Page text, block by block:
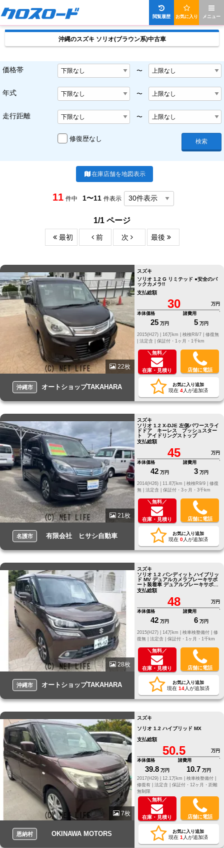
メニュー
お気に入り
閲覧履歴
沖縄のスズキ ソリオ(ブラウン系)中古車
価格帯 〜
年式 〜
走行距離 〜
修復歴なし 検索
在庫店舗を地図表示
11 件中 1〜11 件表示
1/1 ページ
最初 前 次 最後
22枚
沖縄市 オートショップTAKAHARA
スズキ
ソリオ 1.2 G リミテッド ●安全のバ
ックカメラ!!
支払総額
30
万円
本体価格
25 万円
諸費用
5 万円
修復無
法定含 | 保証付・1ヶ月・1千km
＼無料／
在庫・見積り 店舗に電話
お気に入り追加
現在 4人が追加済
21枚
名護市 有限会社 ヒサシ自動車
スズキ
ソリオ 1.2 X-DJE 左側パワースライ
ドドア キーレス プッシュスター
ト アイドリングストップ
支払総額
45
万円
本体価格
42 万円
諸費用
3 万円
修復
無 | 法定含 | 保証付・3ヶ月・3千km
＼無料／
在庫・見積り 店舗に電話
お気に入り追加
現在 0人が追加済
28枚
沖縄市 オートショップTAKAHARA
スズキ
ソリオ 1.2 バンディット ハイブリッ
ド MV デュアルカメラブレーキサポ
ート装着車 デュアルブレーキサポー
ト!! 純正アルミホイール!! オートラ
イト!! オートエアコン!!
支払総額
48
万円
本体価格
42 万円
諸費用
6 万円
修
復無 | 法定含 | 保証付・1ヶ月・1千km
＼無料／
在庫・見積り 店舗に電話
お気に入り追加
現在 14人が追加済
7枚
恩納村 OKINAWA MOTORS
スズキ
ソリオ 1.2 ハイブリッド MX
支払総額
50.5
万円
本体価格
39.8 万円
諸費用
10.7 万円
2017(H29) |
12.1万km |
検車検整備付 |
修復有 | 法定含 | 保証付・12ヶ月・距離
無制限
＼無料／
在庫・見積り 店舗に電話
お気に入り追加
現在 1 人が追加済